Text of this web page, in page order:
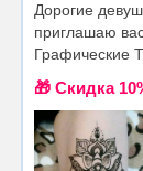
Дорогие
приглашаю
Графические
🎁 Cкидка